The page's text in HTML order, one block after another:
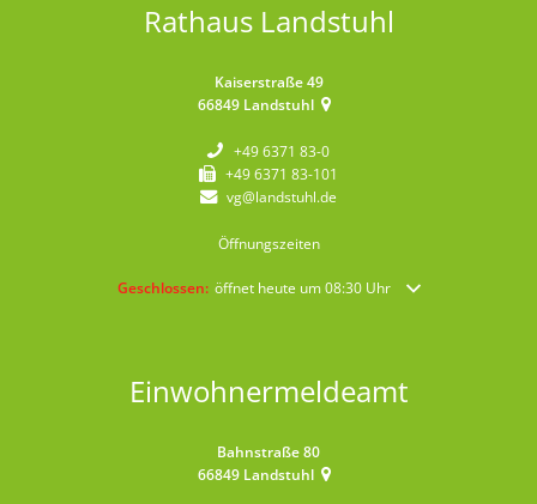
Rathaus Landstuhl
Kaiserstraße 49
66849 Landstuhl
+49 6371 83-0
+49 6371 83-101
vg@landstuhl.de
Öffnungszeiten
Klicken, um weitere Öffnungs- oder Schließzeiten
Geschlossen: öffnet heute um 08:30 Uhr
Einwohnermeldeamt
Bahnstraße 80
66849 Landstuhl